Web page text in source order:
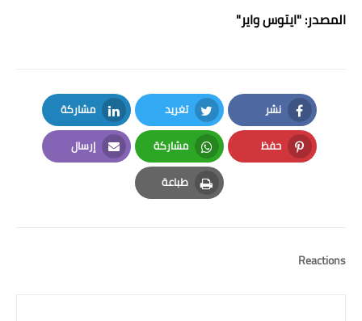
المصدر:"ايتوس واير"
نشر
Facebook
تغريد
Twitter
مشاركة
LinkedIn
حفظ
Pinterest
مشاركة
Whatsapp
إرسال
Email
طباعة
Print
Reactions